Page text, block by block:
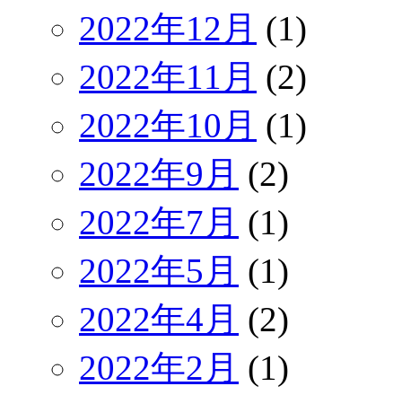
2022年12月 (1)
2022年11月 (2)
2022年10月 (1)
2022年9月 (2)
2022年7月 (1)
2022年5月 (1)
2022年4月 (2)
2022年2月 (1)